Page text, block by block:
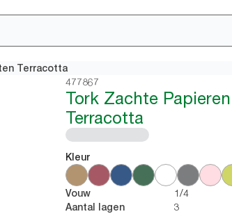
Terracotta
477867
Tork Zachte
Terracotta
Kleur
Vouw 1/4
Aantal lagen 3